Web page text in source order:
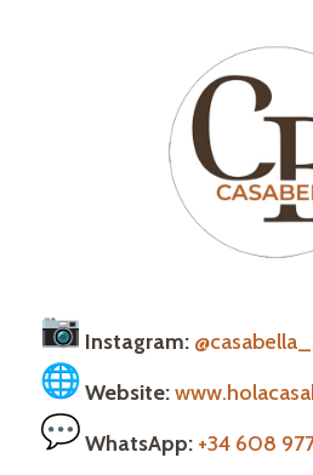
Instagram:
Website:
WhatsApp: +34 608